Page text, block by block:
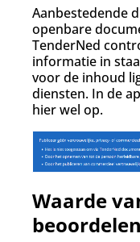
Aanbestedende
openbare
TenderNed
informatie in
voor de inhoud
diensten. In de
hier wel op.
Waarde
beoordelen